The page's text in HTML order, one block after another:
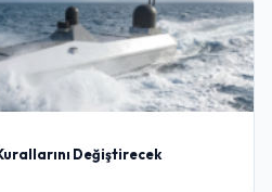
Değiştirecek